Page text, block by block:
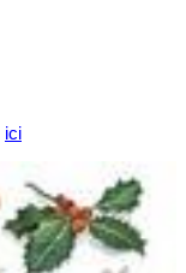
ici